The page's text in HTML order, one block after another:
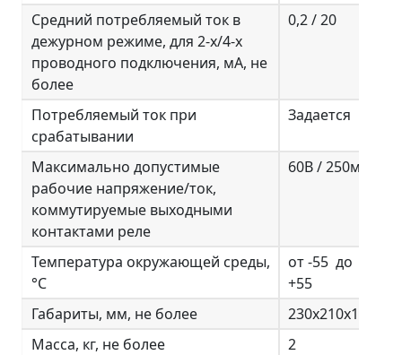
Средний потребляемый ток в
дежурном режиме, для 2-х/4-х
проводного подключения, мА, не
более
0,2 / 20
Потребляемый ток при
срабатывании
Задается
Максимально допустимые
рабочие напряжение/ток,
коммутируемые выходными
контактами реле
60В / 250мА
Температура окружающей среды,
°С
от -55 до
+55
Габариты, мм, не более
230х210х120
Масса, кг, не более
2